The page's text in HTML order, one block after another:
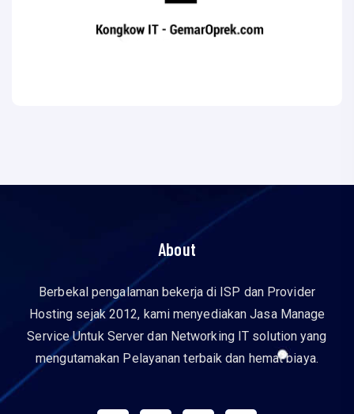
About
Berbekal pengalaman bekerja di ISP dan Provider
Hosting sejak 2012, kami menyediakan Jasa Manage
Service Untuk Server dan Networking IT solution yang
mengutamakan Pelayanan terbaik dan hemat biaya.